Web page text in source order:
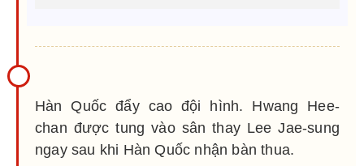
Hàn Quốc đẩy cao đội hình. Hwang Hee-
chan được tung vào sân thay Lee Jae-sung
ngay sau khi Hàn Quốc nhận bàn thua.